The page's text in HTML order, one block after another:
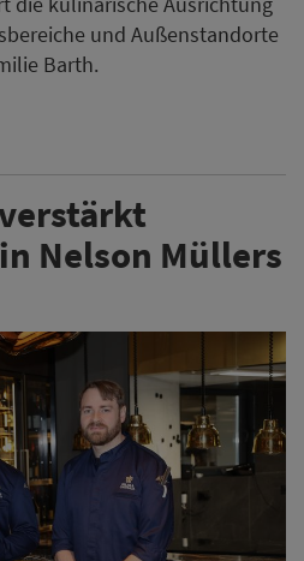
und Außenstandorte
Barth.
Nelson Müllers